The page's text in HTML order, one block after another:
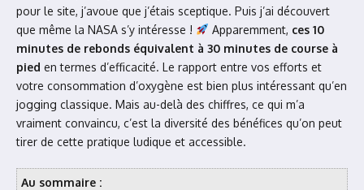
pour le site, j’avoue que j’étais sceptique. Puis j’ai découvert
que même la NASA s’y intéresse !
Apparemment, ces 10
minutes de rebonds équivalent à 30 minutes de course à
pied en termes d’efficacité. Le rapport entre vos efforts et
votre consommation d’oxygène est bien plus intéressant qu’en
jogging classique. Mais au-delà des chiffres, ce qui m’a
vraiment convaincu, c’est la diversité des bénéfices qu’on peut
tirer de cette pratique ludique et accessible.
Au sommaire :